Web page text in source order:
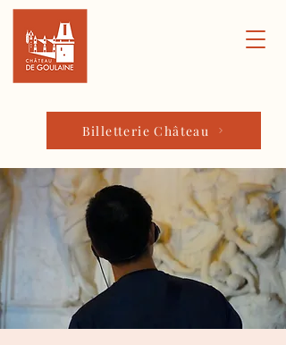
Billetterie Château